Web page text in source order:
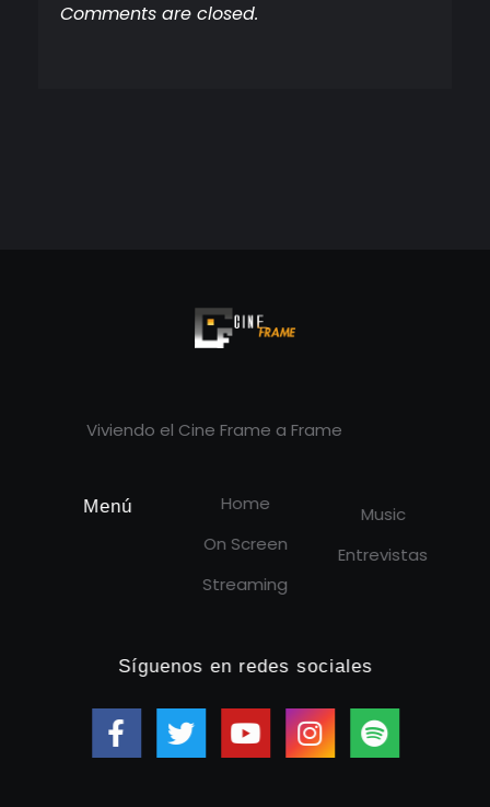
Comments are closed.
Viviendo el Cine Frame a Frame
Menú
Home
On Screen
Streaming
Music
Entrevistas
Síguenos en redes sociales